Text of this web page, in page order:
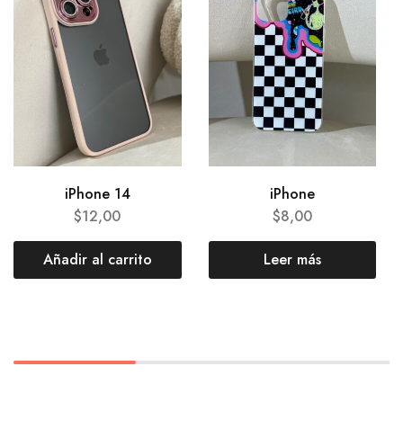
iPhone 14
$12,00
Añadir al carrito
iPhone
$8,00
Leer más